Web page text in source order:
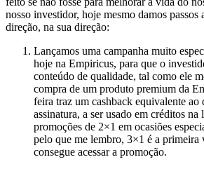
nosso investidor, hoje mesmo damos passos
direção, na sua direção:
Lançamos uma campanha muito
hoje na Empiricus, para que o
conteúdo de qualidade, tal como ele
compra de um produto premium da
feira traz um cashback equivalente ao
assinatura, a ser usado em créditos
promoções de 2×1 em ocasiões
pelo que me lembro, 3×1 é a primeira
consegue acessar a promoção.